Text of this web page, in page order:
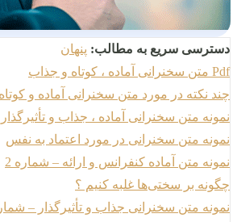
دسترسی سریع به مطالب: پنهان
Pdf متن سخنرانی آماده ، کوتاه و جذاب
چند نکته در مورد متن سخنرانی آماده و کوتاه
نمونه متن سخنرانی آماده ، جذاب و
نمونه متن سخنرانی در مورد اعتماد به نفس
نمونه متن آماده کنفرانس و ارائه – شماره 2
چگونه بر سختی‌ها غلبه کنیم ؟
نمونه متن سخنرانی جذاب و تأثیرگذار –